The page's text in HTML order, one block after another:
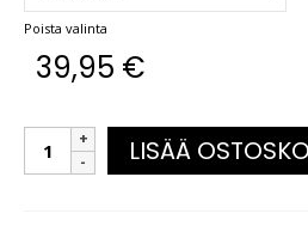
Poista valinta
39,95 €
LISÄÄ